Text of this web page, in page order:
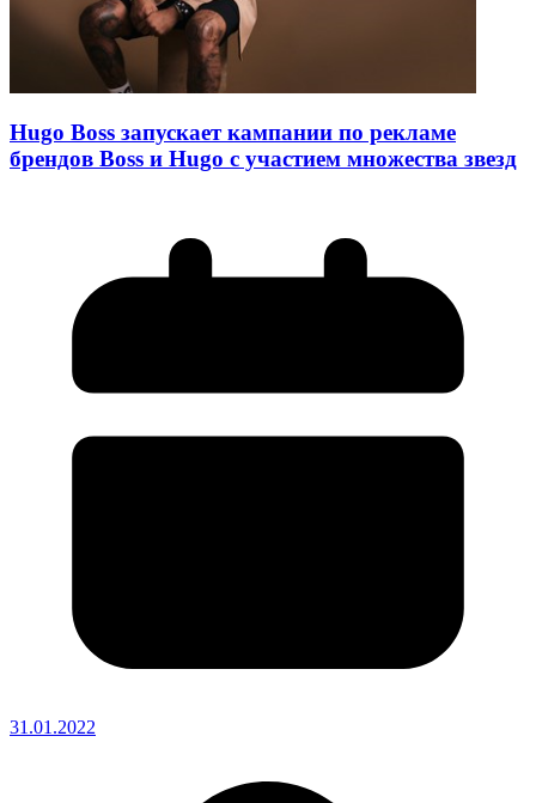
Hugo Boss запускает кампании по рекламе
брендов Boss и Hugo с участием множества звезд
31.01.2022